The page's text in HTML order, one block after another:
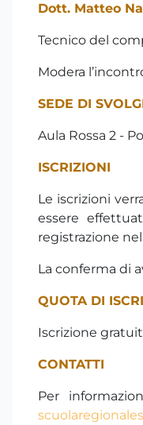
Dott. Matteo
Tecnico del
Modera
SEDE DI
Aula Rossa 2 -
ISCRIZIONI
Le iscrizioni
essere
registrazione
La conferma di
QUOTA DI
Iscrizione
CONTATTI
Per